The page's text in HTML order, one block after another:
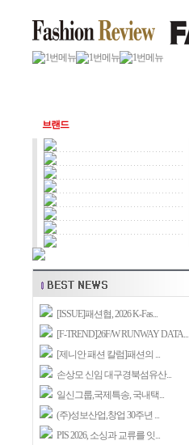
브랜드
[ISSUE]패션협, 2026 K-Fas...
[F-TREND]26F/W RUNWAY DATA...
[제니안 패션 칼럼]패션의 ...
손상모 신임 대구경북섬유산...
일신그룹,국제특송, 국내택...
(주)성보산업,창업 30주년 ...
PIS 2026, 소싱과 교류를 잇...